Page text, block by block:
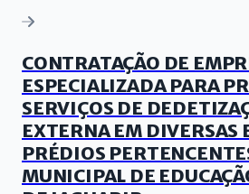
CONTRATAÇÃO DE
ESPECIALIZADA PARA
SERVIÇOS DE
EXTERNA EM DIVERSAS
PRÉDIOS
MUNICIPAL DE